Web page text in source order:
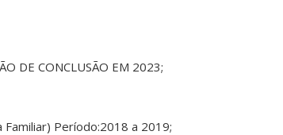
DE CONCLUSÃO EM 2023;
Período:2018 a 2019;